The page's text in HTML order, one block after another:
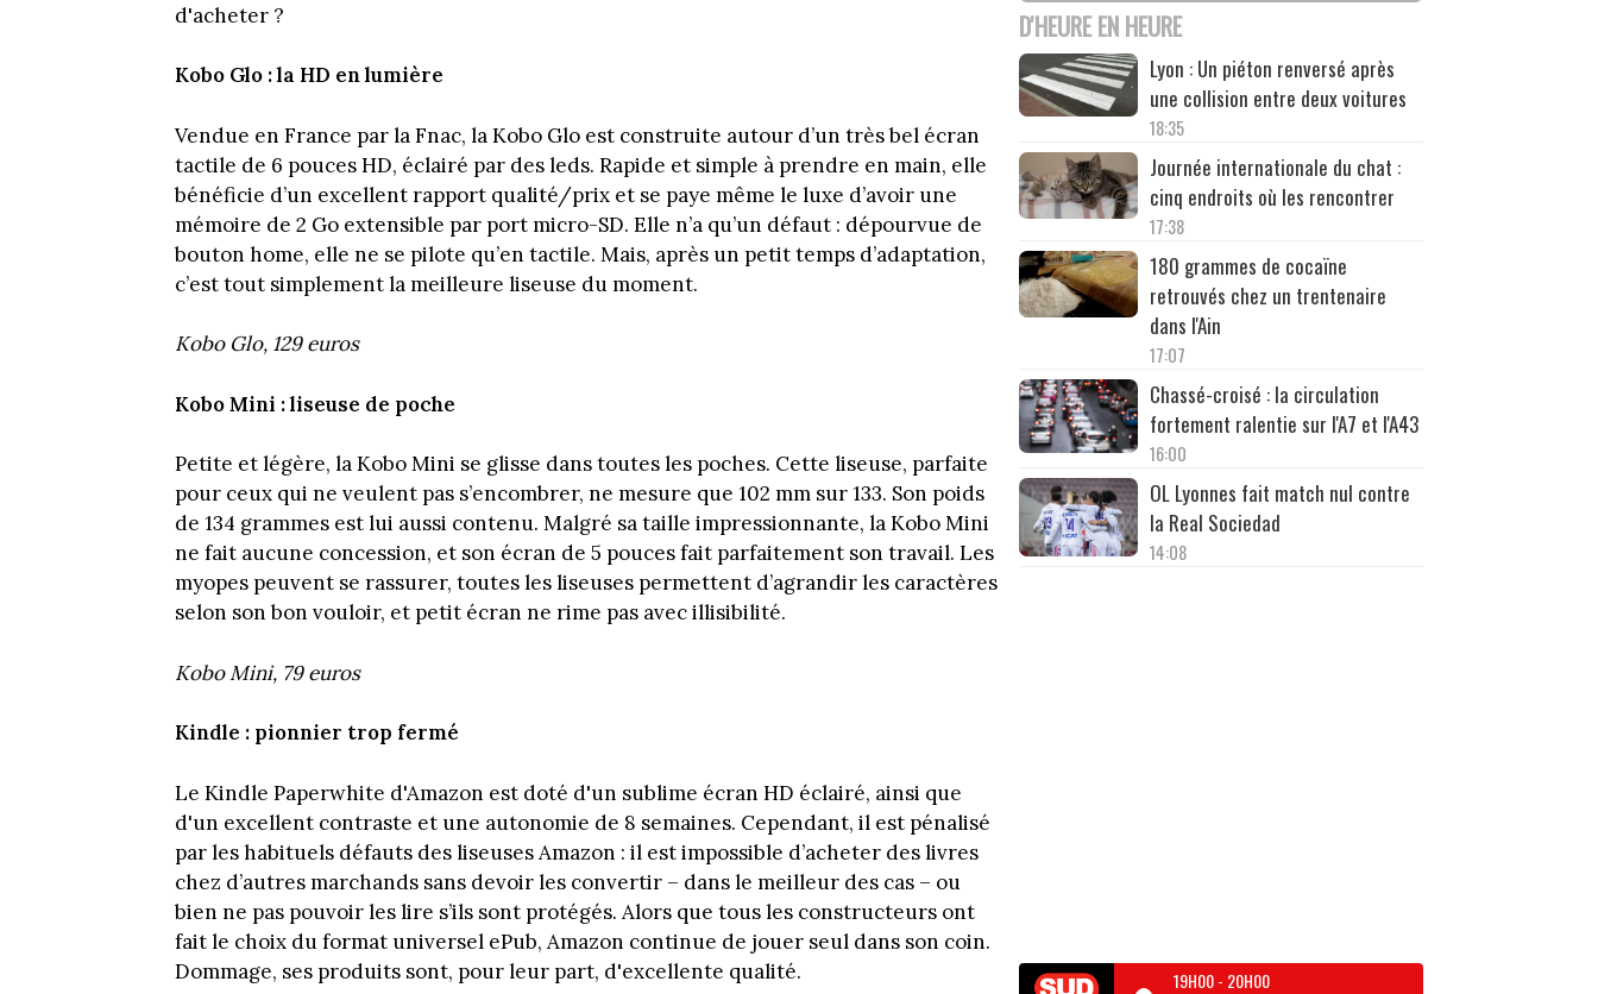
d'acheter ?
Kobo Glo : la HD en lumière
Vendue en France par la Fnac, la Kobo Glo est construite autour d’un très bel écran
tactile de 6 pouces HD, éclairé par des leds. Rapide et simple à prendre en main, elle
bénéficie d’un excellent rapport qualité/prix et se paye même le luxe d’avoir une
mémoire de 2 Go extensible par port micro-SD. Elle n’a qu’un défaut : dépourvue de
bouton home, elle ne se pilote qu’en tactile. Mais, après un petit temps d’adaptation,
c’est tout simplement la meilleure liseuse du moment.
Kobo Glo, 129 euros
Kobo Mini : liseuse de poche
Petite et légère, la Kobo Mini se glisse dans toutes les poches. Cette liseuse, parfaite
pour ceux qui ne veulent pas s’encombrer, ne mesure que 102 mm sur 133. Son poids
de 134 grammes est lui aussi contenu. Malgré sa taille impressionnante, la Kobo Mini
ne fait aucune concession, et son écran de 5 pouces fait parfaitement son travail. Les
myopes peuvent se rassurer, toutes les liseuses permettent d’agrandir les caractères
selon son bon vouloir, et petit écran ne rime pas avec illisibilité.
Kobo Mini, 79 euros
Kindle : pionnier trop fermé
Le Kindle Paperwhite d'Amazon est doté d'un sublime écran HD éclairé, ainsi que
d'un excellent contraste et une autonomie de 8 semaines. Cependant, il est pénalisé
par les habituels défauts des liseuses Amazon : il est impossible d’acheter des livres
chez d’autres marchands sans devoir les convertir – dans le meilleur des cas – ou
bien ne pas pouvoir les lire s’ils sont protégés. Alors que tous les constructeurs ont
fait le choix du format universel ePub, Amazon continue de jouer seul dans son coin.
Dommage, ses produits sont, pour leur part, d'excellente qualité.
D'HEURE EN HEURE
Lyon : Un piéton renversé après
une collision entre deux voitures
18:35
Journée internationale du chat :
cinq endroits où les rencontrer
17:38
180 grammes de cocaïne
retrouvés chez un trentenaire
dans l'Ain
17:07
Chassé-croisé : la circulation
fortement ralentie sur l'A7 et l'A43
16:00
OL Lyonnes fait match nul contre
la Real Sociedad
14:08
19H00- 20H00